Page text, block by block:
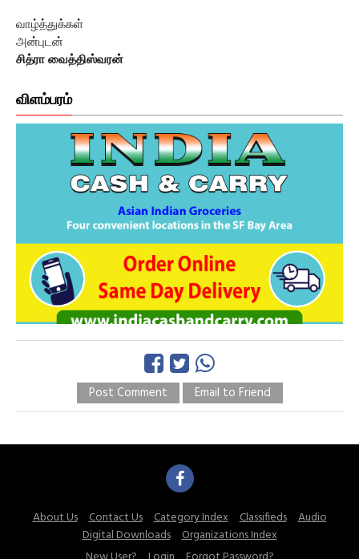
வாழ்த்துக்கள்
அன்புடன்
சித்ரா வைத்திஸ்வரன்
விளம்பரம்
Post Comment Email to Friend
About Us Contact Us Category Index Classifieds
Audio
Digital Downloads
Organizations Index